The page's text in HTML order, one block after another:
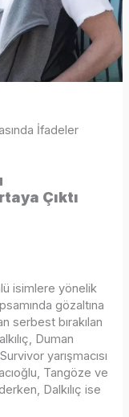
İfadeler
Çıktı
isimlere yönelik
gözaltına
serbest bırakılan
Duman
yarışmacısı
Tangöze ve
Dalkılıç ise